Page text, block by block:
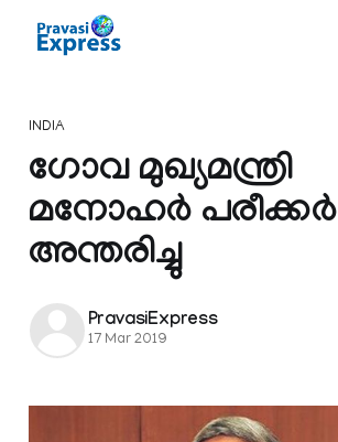
INDIA
ഗോവ മുഖ്യമന്ത്രി
മനോഹര്‍ പരീക്കര്‍
അന്തരിച്ചു
PravasiExpress
17 Mar 2019